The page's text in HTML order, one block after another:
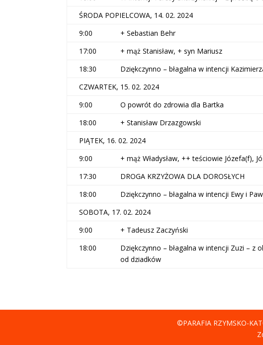
ŚRODA POPIELCOWA, 14. 02. 2024
9:00
+ Sebastian Behr
17:00
+ mąż Stanisław, + syn Mariusz
18:30
Dziękczynno – błagalna w intencji
CZWARTEK, 15. 02. 2024
9:00
O powrót do zdrowia dla Bartka
18:00
+ Stanisław Drzazgowski
PIĄTEK, 16. 02. 2024
9:00
+ mąż Władysław, ++ teściowie Józefa(f),
17:30
DROGA KRZYŻOWA DLA DOROSŁYCH
18:00
Dziękczynno – błagalna w intencji Ewy i
SOBOTA, 17. 02. 2024
9:00
+ Tadeusz Zaczyński
18:00
Dziękczynno – błagalna w intencji Zuzi – z
od dziadków
©PARAFIA RZYMSKO-